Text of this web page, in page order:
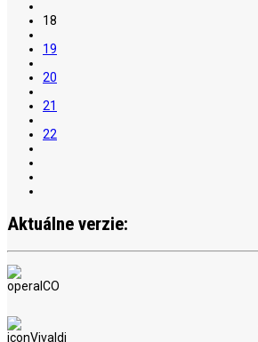
18
19
20
21
22
Aktuálne verzie: